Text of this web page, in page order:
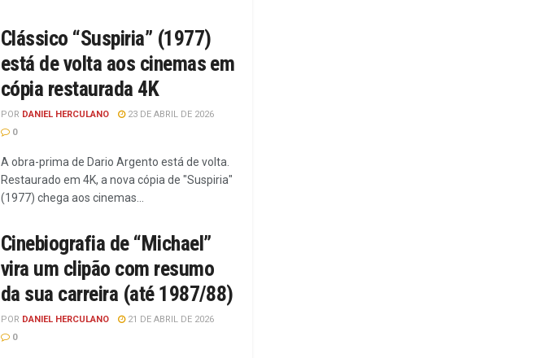
Clássico “Suspiria” (1977)
está de volta aos cinemas em
cópia restaurada 4K
POR DANIEL HERCULANO
23 DE ABRIL DE 2026
0
A obra-prima de Dario Argento está de volta.
Restaurado em 4K, a nova cópia de "Suspiria"
(1977) chega aos cinemas...
Cinebiografia de “Michael”
vira um clipão com resumo
da sua carreira (até 1987/88)
POR DANIEL HERCULANO
21 DE ABRIL DE 2026
0